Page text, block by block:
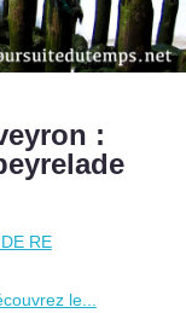
:
RE
le...